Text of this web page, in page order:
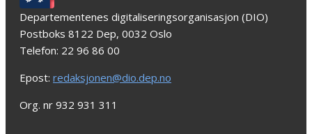
Departementenes digitaliseringsorganisasjon (DIO)
Postboks 8122 Dep, 0032 Oslo
Telefon: 22 96 86 00
Epost: redaksjonen@dio.dep.no
Org. nr 932 931 311